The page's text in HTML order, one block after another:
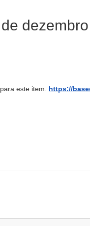
este item: https://